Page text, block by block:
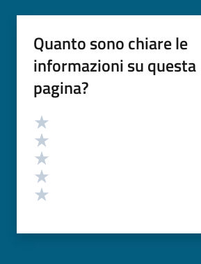
Quanto sono chiare le
informazioni su questa
pagina?
Valutazione